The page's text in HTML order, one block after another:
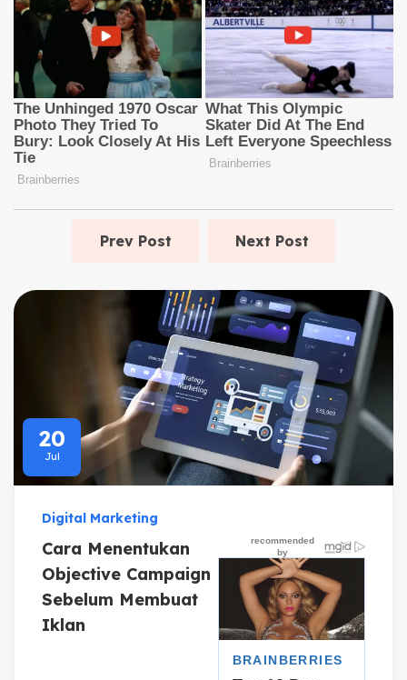
Prev Post Next Post
20
Jul
Digital Marketing
Cara Menentukan
Objective Campaign
Sebelum Membuat
Iklan